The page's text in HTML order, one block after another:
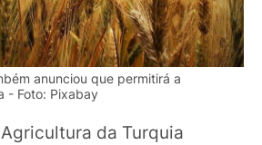
anunciou que permitirá a
- Foto: Pixabay
da Turquia